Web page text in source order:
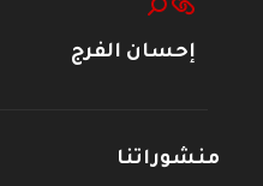
إحسان الفرج
منشوراتنا